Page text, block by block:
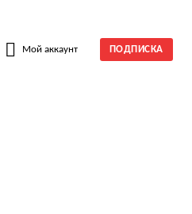
Мой аккаунт ПОДПИСКА